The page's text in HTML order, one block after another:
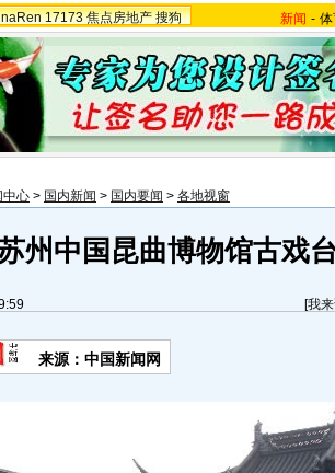
17173 焦点房地产 搜狗 新闻 -
中心 > 国内新闻 > 国内要闻 > 各地视窗
州中国昆曲博物馆古戏
[我
来源：中国新闻网